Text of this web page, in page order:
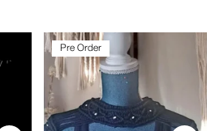
Pre Order